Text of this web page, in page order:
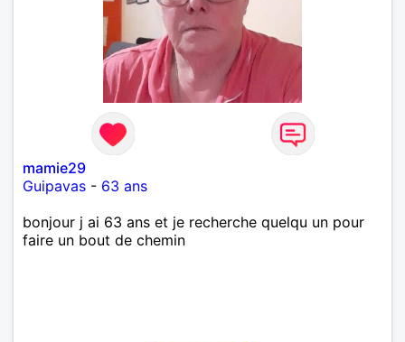
mamie29
Guipavas - 63 ans
bonjour j ai 63 ans et je recherche quelqu un pour
faire un bout de chemin